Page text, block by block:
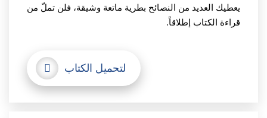
يعطيك العديد من النصائح بطرية ماتعة وشيقة، فلن تملّ من
قراءة الكتاب إطلاقاً.
لتحميل الكتاب